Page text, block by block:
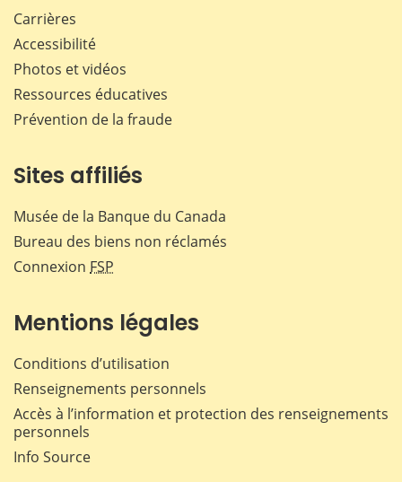
Carrières
Accessibilité
Photos et vidéos
Ressources éducatives
Prévention de la fraude
Sites affiliés
Musée de la Banque du Canada
Bureau des biens non réclamés
Connexion FSP
Mentions légales
Conditions d’utilisation
Renseignements personnels
Accès à l’information et protection des renseignements
personnels
Info Source